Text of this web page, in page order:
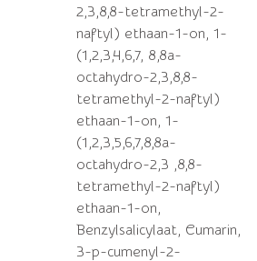
2,3,8,8-tetramethyl-2-
naftyl) ethaan-1-on, 1-
(1,2,3,4,6,7, 8,8a-
octahydro-2,3,8,8-
tetramethyl-2-naftyl)
ethaan-1-on, 1-
(1,2,3,5,6,7,8,8a-
octahydro-2,3 ,8,8-
tetramethyl-2-naftyl)
ethaan-1-on,
Benzylsalicylaat, Cumarin,
3-p-cumenyl-2-